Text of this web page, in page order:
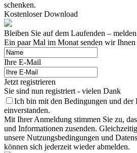
schenken.
Kostenloser Download
Bleiben Sie auf dem Laufenden –
Ein paar Mal im Monat senden wir Ihnen
Ihre E-Mail
Jetzt registrieren
Sie sind nun registriert - vielen Dank
Ich bin mit den Bedingungen und der
einverstanden.
Mit Ihrer Anmeldung stimmen Sie zu,
und Informationen zusenden.
unsere Nutzungsbedingungen und
können sich jederzeit wieder abmelden.